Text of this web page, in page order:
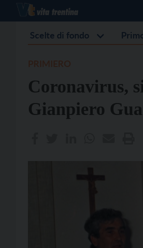
Scelte di fondo
Coronavirus,
Gianpiero